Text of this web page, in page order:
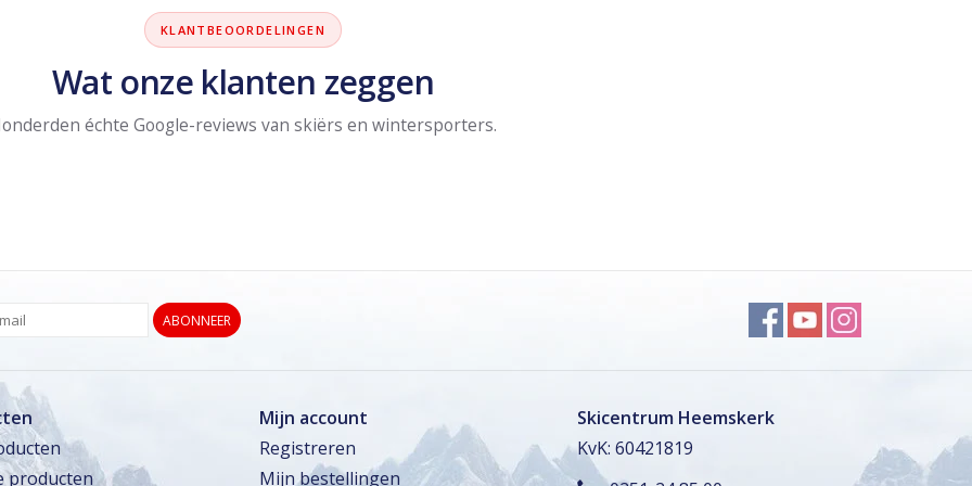
KLANTBEOORDELINGEN
Wat onze klanten zeggen
échte Google-reviews van skiërs en wintersporters.
ABONNEER
producten
Mijn account
Registreren
Mijn bestellingen
Skicentrum Heemskerk
KvK: 60421819